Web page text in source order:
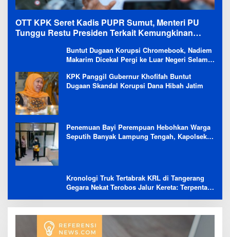
OTT KPK Seret Kadis PUPR Sumut, Menteri PU
Tunggu Restu Presiden Terkait Kemungkinan
Buntut Dugaan Korupsi Chromebook, Nadiem
Makarim Dicekal Pergi ke Luar Negeri Selama
KPK Panggil Gubernur Khofifah Buntut
Dugaan Skandal Korupsi Dana Hibah Jatim
Penemuan Bayi Perempuan Hebohkan Warga
Seputih Banyak Lampung Tengah, Kapolsek:
Kronologi Truk Tertabrak KRL di Tangerang
Gegara Nekat Terobos Jalur Kereta: Terpental,